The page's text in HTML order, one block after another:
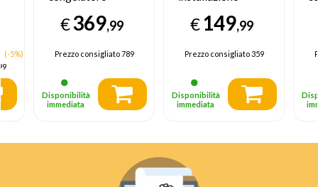
(-5%)
verticale Libera
installazione 220 L
€369,99
Prezzo consigliato789
Disponibilità
immediata
Bianco
€149,99
Prezzo consigliato359
Disponibilità
immediata